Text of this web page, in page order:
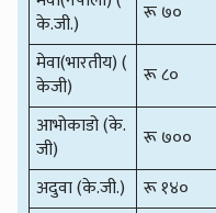
के.जी.)
रू ७०
मेवा(भारतीय) (
केजी)
रू ८०
आभोकाडो (के.
जी)
रू ७००
अदुवा (के.जी.)
रू १४०